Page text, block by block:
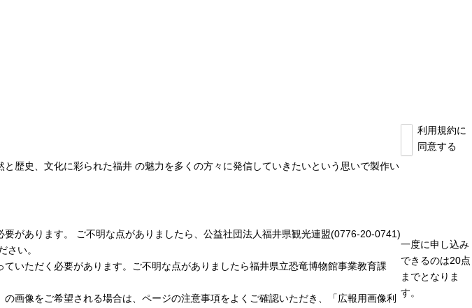
歴史、文化に彩られた福井 の魅力を多くの方々に発信していきたいという思いで製作い
があります。 ご不明な点がありましたら、公益社団法人福井県観光連盟(0776-20-0741)
さい。
いただく必要があります。ご不明な点がありましたら福井県立恐竜博物館事業教育課
画像をご希望される場合は、ページの注意事項をよくご確認いただき、「広報用画像利
利用規約に
同意する
一度に申し込み
できるのは20点
までとなりま
す。